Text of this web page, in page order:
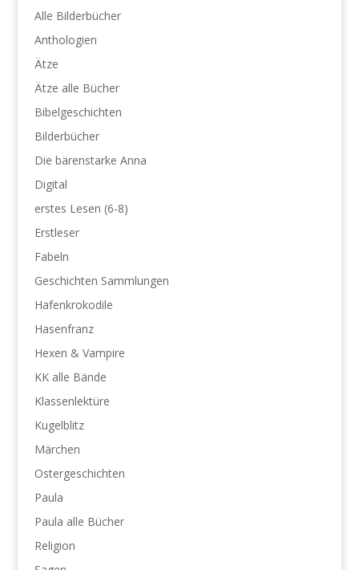
Alle Bilderbücher
Anthologien
Ätze
Ätze alle Bücher
Bibelgeschichten
Bilderbücher
Die bärenstarke Anna
Digital
erstes Lesen (6-8)
Erstleser
Fabeln
Geschichten Sammlungen
Hafenkrokodile
Hasenfranz
Hexen & Vampire
KK alle Bände
Klassenlektüre
Kugelblitz
Märchen
Ostergeschichten
Paula
Paula alle Bücher
Religion